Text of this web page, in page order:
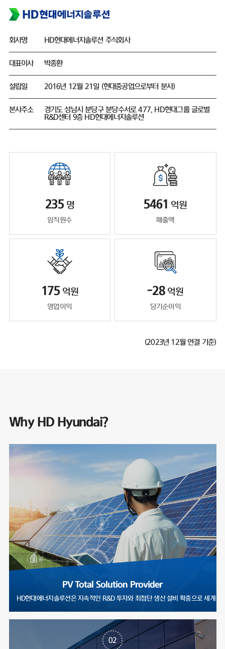
회사명 HD현대에너지솔루션 주식회사
대표이사 박종환
설립일 2016년 12월 21일 (현대중공업으로부터 분사)
본사주소
경기도 성남시 분당구 분당수서로 477, HD현대그룹 글로벌
R&D센터 9층 HD현대에너지솔루션
235 명
임직원수
5461 억원
매출액
175 억원
영업이익
-28 억원
당기순이익
(2023년 12월 연결 기준)
Why HD Hyundai?
PV Total Solution Provider
HD현대에너지솔루션은 지속적인 R&D 투자와 최첨단 생산 설비 확충으로
02